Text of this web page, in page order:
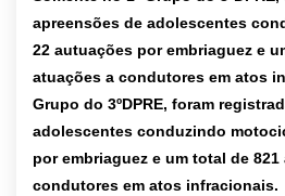
apreensões de adolescentes
22 autuações por embriaguez e
atuações a condutores em atos
Grupo do 3ºDPRE, foram
adolescentes conduzindo
por embriaguez e um total de 821
condutores em atos infracionais.